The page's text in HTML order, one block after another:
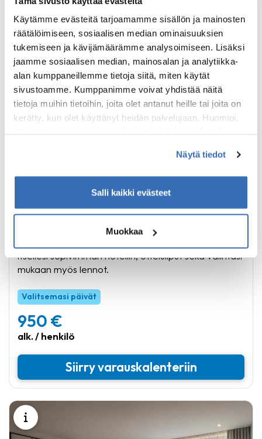
Käytämme evästeitä tarjoamamme sisällön ja mainosten
räätälöimiseen, sosiaalisen median ominaisuuksien
tukemiseen ja kävijämäärämme analysoimiseen. Lisäksi
jaamme sosiaalisen median, mainosalan ja analytiikka-
alan kumppaneillemme tietoja siitä, miten käytät
sivustoamme. Kumppanimme voivat yhdistää näitä
tietoja muihin tietoihin, joita olet antanut heille tai joita on
kerätty, kun olet käyttänyt heidän palvelujaan. Huomioi,
Näytä tiedot
Salli kaikki evästeet
Muokkaa
Liverpoolin ottelut, kausi 2026-2027
itsellesi sopivimman hotellin, otteluliput sekä valintasi
mukaan myös lennot.
Valitsemasi päivät
950 €
alk. / henkilö
Siirry varauskalenteriin